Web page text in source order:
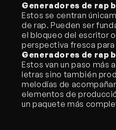
Generadores de rap
Estos se centran
de rap. Pueden ser
el bloqueo del escritor
perspectiva fresca
Generadores de rap
Estos van un paso más
letras sino también
melodías de
elementos de
un paquete más